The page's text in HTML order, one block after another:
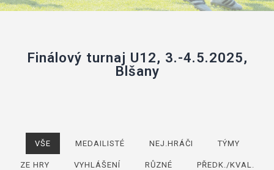
Foto
Kontakty
Finálový turnaj U12, 3.-4.5.2025,
Blšany
VŠE MEDAILISTÉ NEJ.HRÁČI TÝMY
ZE HRY VYHLÁŠENÍ RŮZNÉ PŘEDK./KVAL.